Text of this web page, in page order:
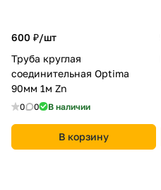
600 ₽/шт
Труба круглая
соединительная Optima
90мм 1м Zn
0 0 В наличии
В корзину